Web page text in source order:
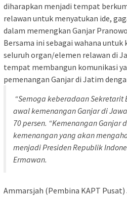
diharapkan menjadi tempat
relawan untuk menyatukan ide,
dalam memengkan Ganjar
Bersama ini sebagai wahana
seluruh organ/elemen relawan di
tempat membangun komunikasi
pemenangan Ganjar di Jatim
“Semoga keberadaan
awal kemenangan Ganjar di
70 persen. “Kemenangan Ganjar
kemenangan yang akan
menjadi Presiden Republik
Ermawan.
Ammarsjah (Pembina KAPT